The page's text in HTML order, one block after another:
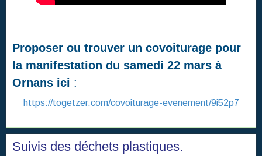
Proposer ou trouver un covoiturage pour
la manifestation du samedi 22 mars à
Ornans ici :
https://togetzer.com/covoiturage-evenement/9i52p7
Suivis des déchets plastiques.